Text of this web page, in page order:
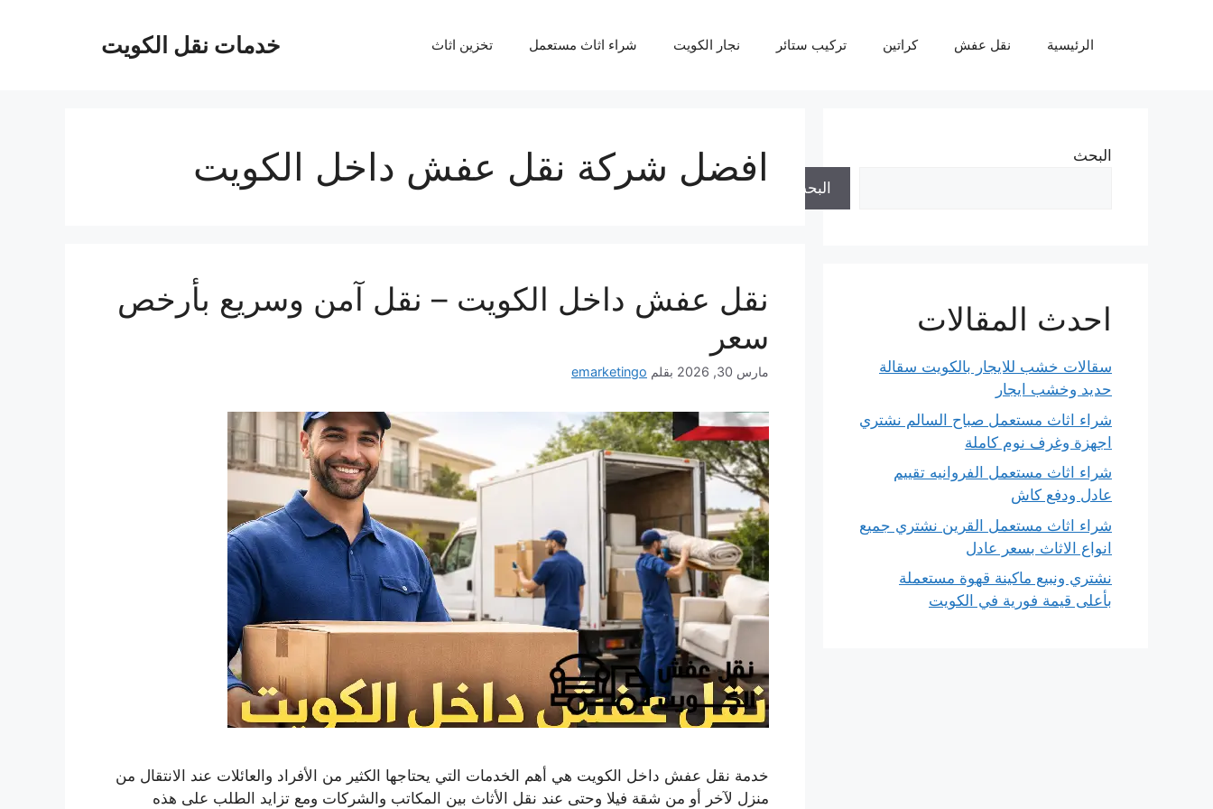
خدمات نقل الكويت الرئيسية نقل عفش كراتين تركيب ستائر نجار الكويت شراء اثاث مستعمل تخزين اثاث
افضل شركة نقل عفش داخل الكويت
نقل عفش داخل الكويت – نقل آمن وسريع بأرخص
سعر
مارس 30, 2026 بقلم emarketingo
خدمة نقل عفش داخل الكويت هي أهم الخدمات التي يحتاجها الكثير من الأفراد والعائلات عند الانتقال من
منزل لآخر أو من شقة فيلا وحتى عند نقل الأثاث بين المكاتب والشركات ومع تزايد الطلب على هذه
البحث
البحث
احدث المقالات
سقالات خشب للايجار بالكويت سقالة
حديد وخشب ايجار
شراء اثاث مستعمل صباح السالم نشتري
اجهزة وغرف نوم كاملة
شراء اثاث مستعمل الفروانيه تقييم
عادل ودفع كاش
شراء اثاث مستعمل القرين نشتري جميع
انواع الاثاث بسعر عادل
نشتري ونبيع ماكينة قهوة مستعملة
بأعلى قيمة فورية في الكويت